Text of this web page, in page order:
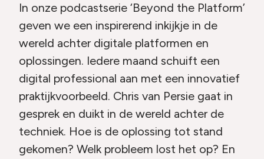
In onze podcastserie ‘Beyond the Platform’
geven we een inspirerend inkijkje in de
wereld achter digitale platformen en
oplossingen. Iedere maand schuift een
digital professional aan met een innovatief
praktijkvoorbeeld. Chris van Persie gaat in
gesprek en duikt in de wereld achter de
techniek. Hoe is de oplossing tot stand
gekomen? Welk probleem lost het op? En